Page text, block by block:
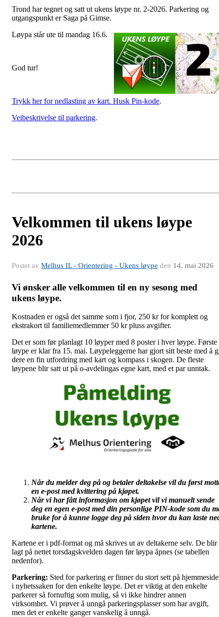
Trond har tegnet og satt ut ukens løype nr. 2-2026. Parkering og
utgangspunkt er Saga på Gimse.
Løypa står ute til mandag 16.6.
God tur!
Trykk her for nedlasting av kart. Husk Pin-kode.
Veibeskrivelse til parkering.
Velkommen til ukens løype
2026
Postet av Melhus IL - Orientering - Ukens løype den 14. mai 2026
Vi ønsker alle velkommen til en ny sesong med
ukens løype.
Kostnaden er også det samme som i fjor, 250 kr for komplett og
ekstrakort til familiemedlemmer 50 kr pluss avgifter.
Det er som før planlagt 10 løyper med 8 poster i hver løype. Første
løype er klar fra 15. mai. Løypeleggerne har gjort sitt beste med å
dere en fin utfordring med kart og kompass i skogen. De fleste
løypene blir satt ut på o-avdelingas egne kart, med et par unntak.
Når du melder deg på og betaler deltakelse vil du først
en e-post med kvittering på kjøpet.
Når vi har fått informasjon om kjøpet vil vi manuelt sende
deg en egen e-post med din personlige PIN-kode som du
bruke for å kunne logge deg på siden hvor du kan laste
kartene.
Kartene er i pdf-format og må skrives ut av deltakerne selv. De blir
lagt på nettet torsdagskvelden dagen før løypa åpnes (se tabellen
nedenfor).
Parkering: Sted for parkering er finner du stort sett på
i nyhetssaken for den enkelte løype. Det er viktig at den enkelte
parkerer så fornuftig som mulig, så vi ikke hindrer annen
virksomhet. Vi prøver å unngå parkeringsplasser som har avgift,
men det er enkelte ganger vanskelig å unngå.